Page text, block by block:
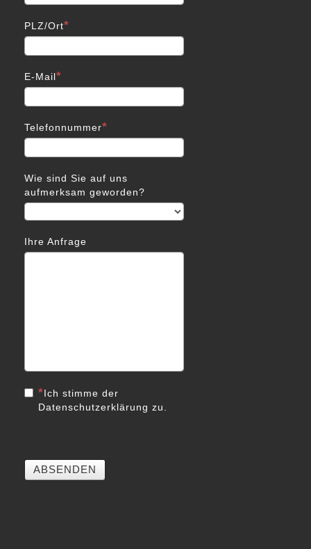
PLZ/Ort
E-Mail
Telefonnummer
Wie sind Sie auf uns
aufmerksam geworden?
Ihre Anfrage
Ich stimme der
Datenschutzerklärung zu.
ABSENDEN